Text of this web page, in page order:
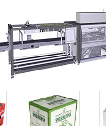
Packs
gallery